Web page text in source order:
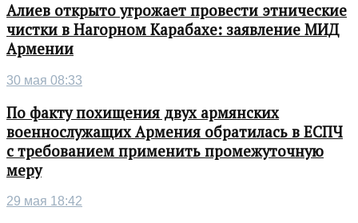
Алиев открыто угрожает провести этнические
чистки в Нагорном Карабахе: заявление МИД
Армении
30 мая 08:33
По факту похищения двух армянских
военнослужащих Армения обратилась в ЕСПЧ
с требованием применить промежуточную
меру
29 мая 18:42